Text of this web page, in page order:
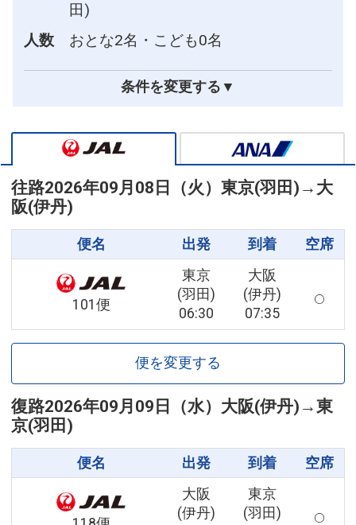
田)
人数
おとな2名・こども0名
条件を変更する▼
往路2026年09月08日（火） 東京(羽田) → 大
阪(伊丹)
便名 出発 到着 空席
101便
東京
(羽田)
06:30
大阪
(伊丹)
07:35
便を変更する
復路2026年09月09日（水） 大阪(伊丹) →東
京(羽田)
便名 出発 到着 空席
大阪
(伊丹)
東京
(羽田)